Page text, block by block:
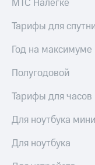
Тарифы для
Год на максимуме
Полугодовой
Тарифы для
Для ноутбука мини
Для ноутбука